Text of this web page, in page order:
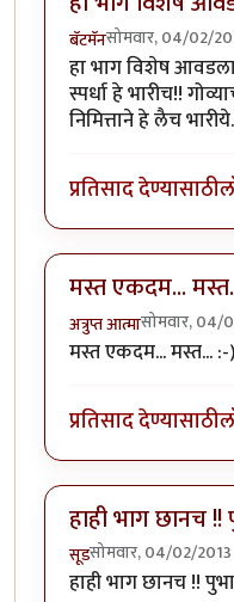
बॅटमॅनसोमवार, 04/02/
हा भाग विशेष
स्पर्धा हे भारीच!!
निमित्ताने हे लैच
प्रतिसाद देण्यासाठी
मस्त एकदम...
अत्रुप्त आत्मासोमवार, 04/
मस्त एकदम... मस्त... :-)
प्रतिसाद देण्यासाठी
हाही भाग छानच !!
सूडसोमवार, 04/02/
हाही भाग छानच !!